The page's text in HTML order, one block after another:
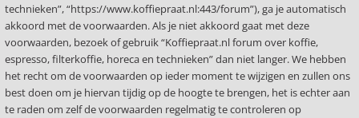
technieken”, “https://www.koffiepraat.nl:443/forum”), ga je automatisch
akkoord met de voorwaarden. Als je niet akkoord gaat met deze
voorwaarden, bezoek of gebruik “Koffiepraat.nl forum over koffie,
espresso, filterkoffie, horeca en technieken” dan niet langer. We hebben
het recht om de voorwaarden op ieder moment te wijzigen en zullen ons
best doen om je hiervan tijdig op de hoogte te brengen, het is echter aan
te raden om zelf de voorwaarden regelmatig te controleren op